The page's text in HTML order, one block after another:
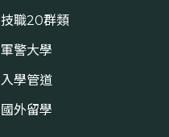
技職20群類
軍警大學
入學管道
國外留學